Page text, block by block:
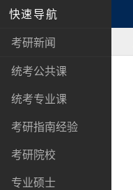
快速导航
考研新闻
统考公共课
统考专业课
考研指南经验
考研院校
专业硕士